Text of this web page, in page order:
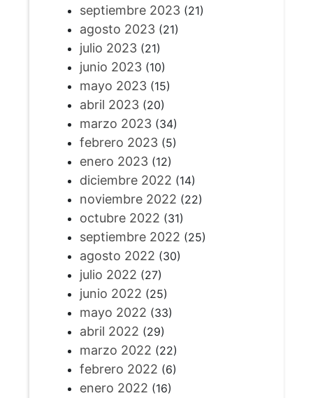
septiembre 2023(21)
agosto 2023(21)
julio 2023(21)
junio 2023(10)
mayo 2023(15)
abril 2023(20)
marzo 2023(34)
febrero 2023(5)
enero 2023(12)
diciembre 2022 (14)
noviembre 2022 (22)
octubre 2022 (31)
septiembre 2022 (25)
agosto 2022 (30)
julio 2022 (27)
junio 2022 (25)
mayo 2022 (33)
abril 2022 (29)
marzo 2022 (22)
febrero 2022 (6)
enero 2022 (16)